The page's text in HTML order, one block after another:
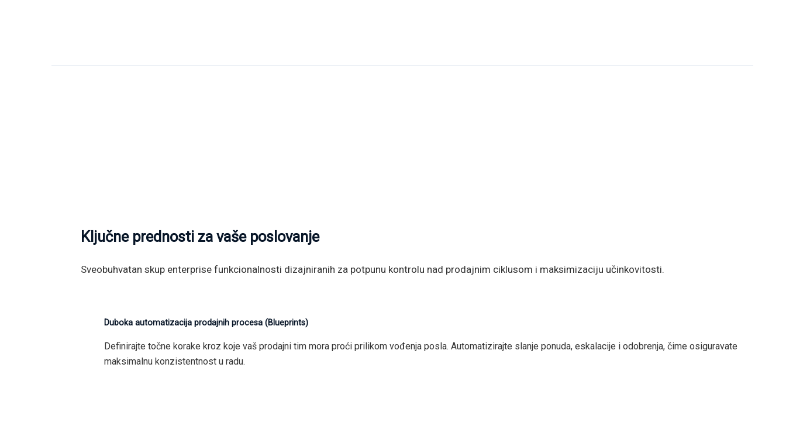
Ključne prednosti za vaše poslovanje
Sveobuhvatan skup enterprise funkcionalnosti dizajniranih za potpunu kontrolu nad prodajnim ciklusom i maksimizaciju učinkovitosti.
Duboka automatizacija prodajnih procesa (Blueprints)
Definirajte točne korake kroz koje vaš prodajni tim mora proći prilikom vođenja posla. Automatizirajte slanje ponuda, eskalacije i odobrenja, čime osiguravate
maksimalnu konzistentnost u radu.